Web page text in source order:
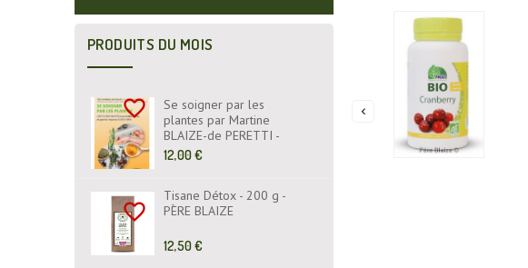
PRODUITS DU MOIS
favorite_border
Se soigner par les
plantes par Martine
BLAIZE-de PERETTI -
Fiches Santé - Livre -
EYROLLES ÉDITIONS
Prix
12,00 €
favorite_border
Tisane Détox - 200 g -
PÈRE BLAIZE
Prix
12,50 €
